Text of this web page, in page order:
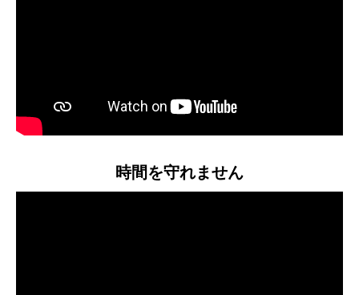
時間を守れません